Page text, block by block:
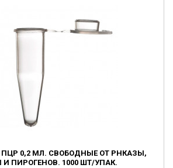
0,2 МЛ. СВОБОДНЫЕ ОТ РНКАЗЫ,
ПИРОГЕНОВ. 1000 ШТ/УПАК.